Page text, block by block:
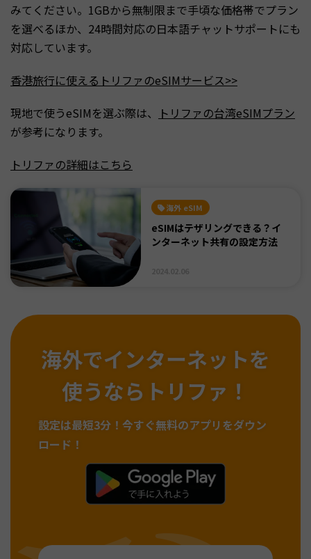
みてください。1GBから無制限まで手頃な価格帯でプラン
を選べるほか、24時間対応の日本語チャットサポートにも
対応しています。
香港旅行に使えるトリファのeSIMサービス>>
現地で使うeSIMを選ぶ際は、
トリファの台湾eSIMプラン
が参考になります。
トリファの詳細はこちら
海外 eSIM
eSIMはテザリングできる？イ
ンターネット共有の設定方法
海外でインターネットを
使うならトリファ！
設定は最短3分！ 今すぐ無料のアプリをダウン
ロード！